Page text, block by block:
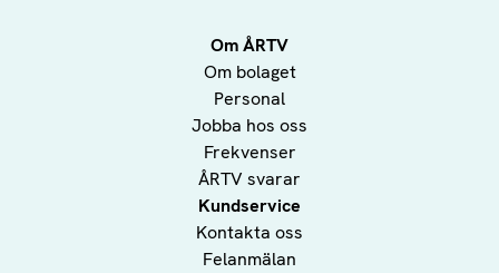
Om ÅRTV
Om bolaget
Personal
Jobba hos oss
Frekvenser
ÅRTV svarar
Kundservice
Kontakta oss
Felanmälan